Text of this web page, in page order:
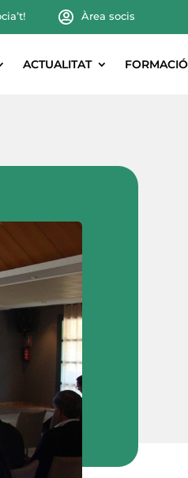
Àrea socis
ACTUALITAT FORMACIÓ